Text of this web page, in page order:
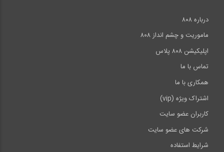
درباره ۸۰۸
ماموریت و چشم انداز ۸۰۸
اپلیکیشن ۸۰۸ پلاس
تماس با ما
همکاری با ما
اشتراک ویژه (vip)
کاربران عضو سایت
شرکت های عضو سایت
شرایط استفاده